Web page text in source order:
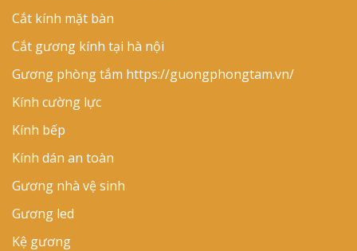
Cắt kính mặt bàn
Cắt gương kính tại hà nội
Gương phòng tắm https://guongphongtam.vn/
Kính cường lực
Kính bếp
Kính dán an toàn
Gương nhà vệ sinh
Gương led
Kệ gương